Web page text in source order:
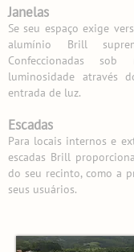
Janelas
Se seu espaço exige
alumínio Brill
Confeccionadas
luminosidade através
entrada de luz.
Escadas
Para locais internos e
escadas Brill
do seu recinto, como a
seus usuários.​​